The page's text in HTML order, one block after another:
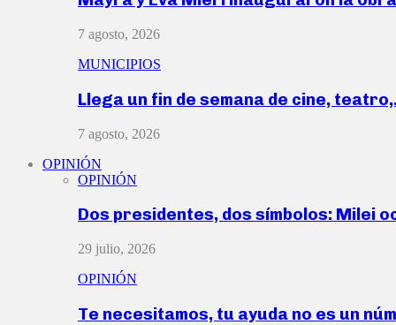
7 agosto, 2026
MUNICIPIOS
Llega un fin de semana de cine,
7 agosto, 2026
OPINIÓN
OPINIÓN
Dos presidentes, dos símbolos: Milei
29 julio, 2026
OPINIÓN
Te necesitamos, tu ayuda no es un